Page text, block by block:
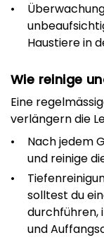
Haustiere in
Wie reinige
Eine
verlängern die
Nach jedem
und reinige
solltest du
durchführen,
und